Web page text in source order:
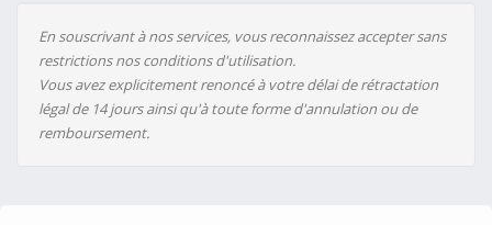
En souscrivant à nos services, vous reconnaissez accepter sans
restrictions nos conditions d'utilisation.
Vous avez explicitement renoncé à votre délai de rétractation
légal de 14 jours ainsi qu'à toute forme d'annulation ou de
remboursement.